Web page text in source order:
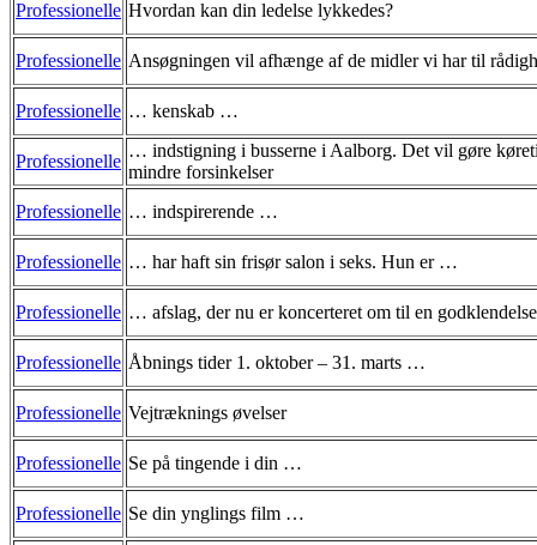
Professionelle Hvordan kan din ledelse lykkedes?
Professionelle Ansøgningen vil afhænge af de midler vi har til
Professionelle … kenskab …
Professionelle
… indstigning i busserne i Aalborg. Det vil gøre
mindre forsinkelser
Professionelle … indspirerende …
Professionelle … har haft sin frisør salon i seks. Hun er …
Professionelle … afslag, der nu er koncerteret om til en godklendelse
Professionelle Åbnings tider 1. oktober – 31. marts …
Professionelle Vejtræknings øvelser
Professionelle Se på tingende i din …
Professionelle Se din ynglings film …